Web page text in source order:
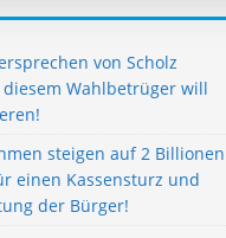
von Scholz
Wahlbetrüger will
steigen auf 2 Billionen
einen Kassensturz und
der Bürger!